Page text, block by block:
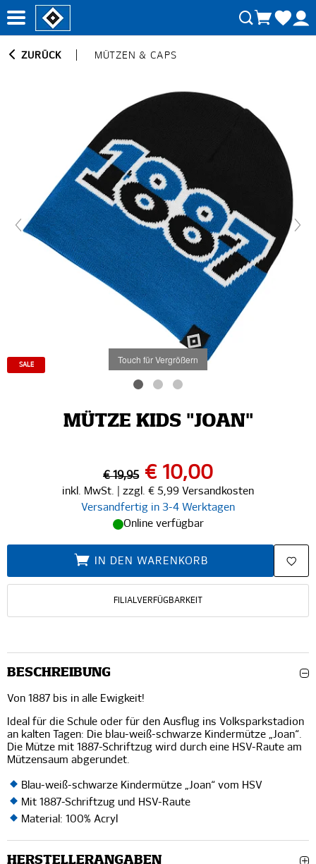
ZURÜCK MÜTZEN & CAPS
Touch für Vergrößern
SALE
MÜTZE KIDS "JOAN"
€ 19,95 € 10,00
inkl. MwSt. | zzgl. € 5,99 Versandkosten
Versandfertig in 3-4 Werktagen
Online verfügbar
IN DEN WARENKORB
FILIALVERFÜGBARKEIT
BESCHREIBUNG
Von 1887 bis in alle Ewigkeit!
Ideal für die Schule oder für den Ausflug ins Volksparkstadion
an kalten Tagen: Die blau-weiß-schwarze Kindermütze „Joan“.
Die Mütze mit 1887-Schriftzug wird durch eine HSV-Raute am
Mützensaum abgerundet.
Blau-weiß-schwarze Kindermütze „Joan“ vom HSV
Mit 1887-Schriftzug und HSV-Raute
Material: 100% Acryl
HERSTELLERANGABEN